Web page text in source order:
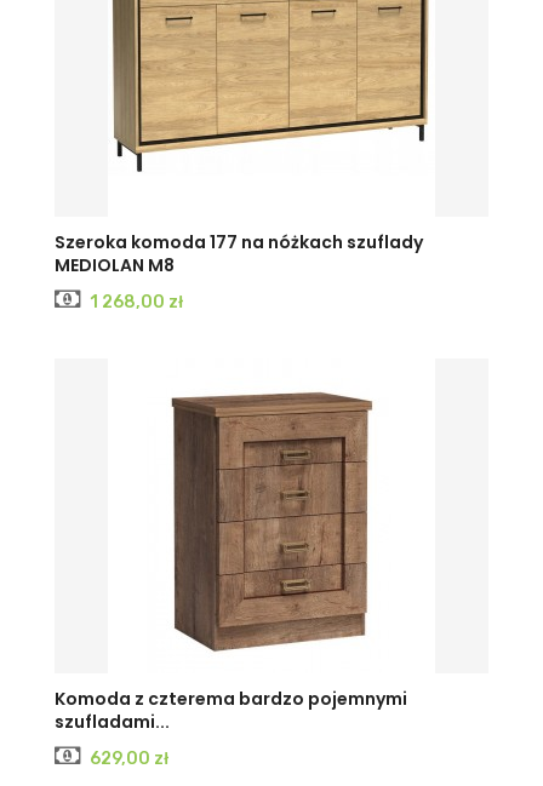
Szeroka komoda 177 na nóżkach szuflady
MEDIOLAN M8
Cena
1 268,00 zł
DĄB
Komoda z czterema bardzo pojemnymi
szufladami...
Cena
629,00 zł